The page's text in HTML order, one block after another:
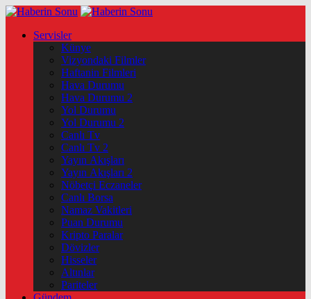
Servisler
Künye
Vizyondaki Filmler
Haftanin Filmleri
Hava Durumu
Hava Durumu 2
Yol Durumu
Yol Durumu 2
Canlı Tv
Canlı Tv 2
Yayın Akışları
Yayın Akışları 2
Nöbetçi Eczaneler
Canlı Borsa
Namaz Vakitleri
Puan Durumu
Kripto Paralar
Dövizler
Hisseler
Altınlar
Pariteler